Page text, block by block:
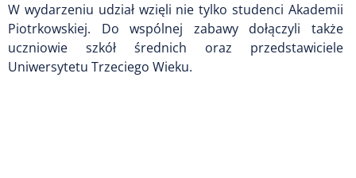
W wydarzeniu udział wzięli nie tylko studenci Akademii
Piotrkowskiej. Do wspólnej zabawy dołączyli także
uczniowie szkół średnich oraz przedstawiciele
Uniwersytetu Trzeciego Wieku.